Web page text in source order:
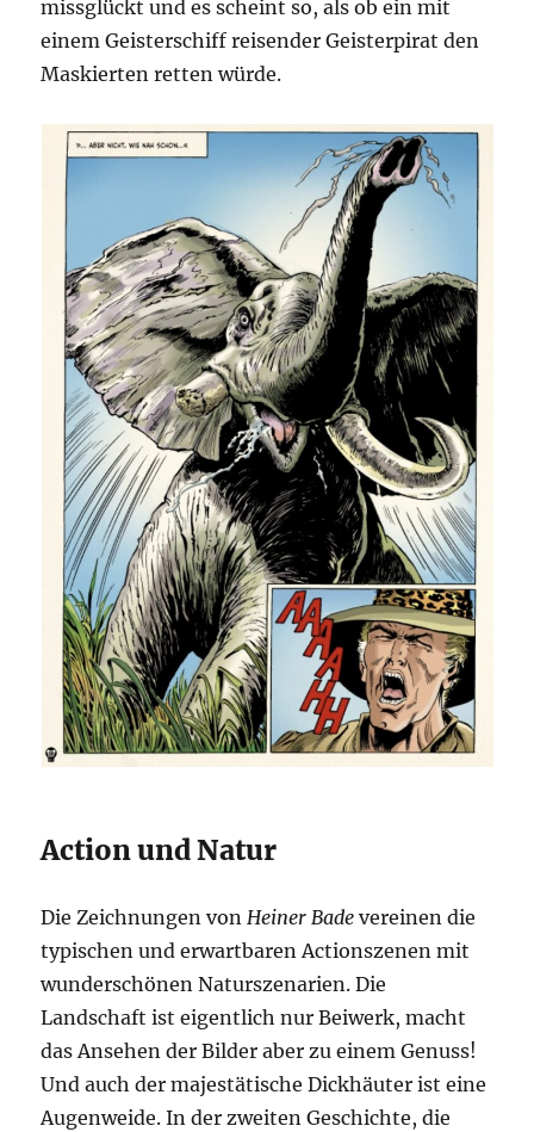
missglückt und es scheint so, als ob ein mit
einem Geisterschiff reisender Geisterpirat den
Maskierten retten würde.
Action und Natur
Die Zeichnungen vonHeiner Bade vereinen die
typischen und erwartbaren Actionszenen mit
wunderschönen Naturszenarien. Die
Landschaft ist eigentlich nur Beiwerk, macht
das Ansehen der Bilder aber zu einem Genuss!
Und auch der majestätische Dickhäuter ist eine
Augenweide. In der zweiten Geschichte, die